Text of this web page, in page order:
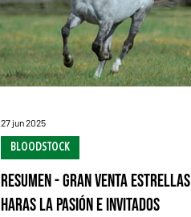
Resumen - Gran Venta Estrellas
Haras La Pasión e Invitados
BLOODSTOCK
27 jun 2025